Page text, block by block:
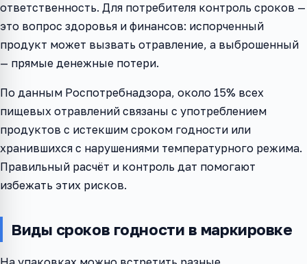
ответственность. Для потребителя контроль сроков —
это вопрос здоровья и финансов: испорченный
продукт может вызвать отравление, а выброшенный
— прямые денежные потери.
По данным Роспотребнадзора, около 15% всех
пищевых отравлений связаны с употреблением
продуктов с истекшим сроком годности или
хранившихся с нарушениями температурного режима.
Правильный расчёт и контроль дат помогают
избежать этих рисков.
Виды сроков годности в маркировке